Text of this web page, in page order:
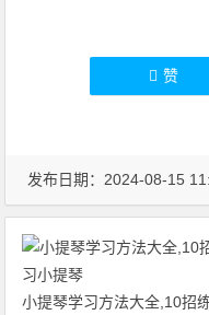
赞
发布日期：2024-08-15
小提琴学习方法大全,10招